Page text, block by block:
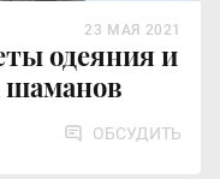
одеяния и
шаманов
23 МАЯ 2021
ОБСУДИТЬ